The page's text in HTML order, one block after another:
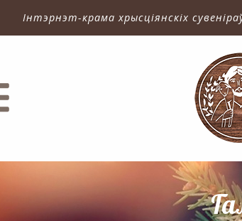
Інтэрнэт-крама хрысціянскіх